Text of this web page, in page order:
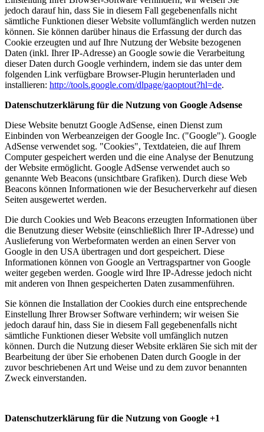
jedoch darauf hin, dass Sie in diesem Fall gegebenenfalls nicht
sämtliche Funktionen dieser Website vollumfänglich werden nutzen
können. Sie können darüber hinaus die Erfassung der durch das
Cookie erzeugten und auf Ihre Nutzung der Website bezogenen
Daten (inkl. Ihrer IP-Adresse) an Google sowie die Verarbeitung
dieser Daten durch Google verhindern, indem sie das unter dem
folgenden Link verfügbare Browser-Plugin herunterladen und
installieren: http://tools.google.com/dlpage/gaoptout?hl=de.
Datenschutzerklärung für die Nutzung von Google Adsense
Diese Website benutzt Google AdSense, einen Dienst zum
Einbinden von Werbeanzeigen der Google Inc. ("Google"). Google
AdSense verwendet sog. "Cookies", Textdateien, die auf Ihrem
Computer gespeichert werden und die eine Analyse der Benutzung
der Website ermöglicht. Google AdSense verwendet auch so
genannte Web Beacons (unsichtbare Grafiken). Durch diese Web
Beacons können Informationen wie der Besucherverkehr auf diesen
Seiten ausgewertet werden.
Die durch Cookies und Web Beacons erzeugten Informationen über
die Benutzung dieser Website (einschließlich Ihrer IP-Adresse) und
Auslieferung von Werbeformaten werden an einen Server von
Google in den USA übertragen und dort gespeichert. Diese
Informationen können von Google an Vertragspartner von Google
weiter gegeben werden. Google wird Ihre IP-Adresse jedoch nicht
mit anderen von Ihnen gespeicherten Daten zusammenführen.
Sie können die Installation der Cookies durch eine entsprechende
Einstellung Ihrer Browser Software verhindern; wir weisen Sie
jedoch darauf hin, dass Sie in diesem Fall gegebenenfalls nicht
sämtliche Funktionen dieser Website voll umfänglich nutzen
können. Durch die Nutzung dieser Website erklären Sie sich mit der
Bearbeitung der über Sie erhobenen Daten durch Google in der
zuvor beschriebenen Art und Weise und zu dem zuvor benannten
Zweck einverstanden.
Datenschutzerklärung für die Nutzung von Google +1